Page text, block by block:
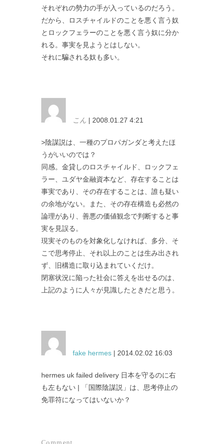
それぞれの勢力の手が入っているのだろう。
だから、ロスチャイルドのことを悪く言う奴
とロックフェラーのことを悪く言う奴に分か
れる。事実を見ようとはしない。
それに騙される奴も多い。
こん | 2008.01.27 4:21
>陰謀説は、一種のプロパガンダと考えたほ
うがいいのでは？
同感。金貸しのロスチャイルド、ロックフェ
ラー、ユダヤ金融資本など、存在することは
事実であり、その存在することは、誰も疑い
の余地がない。また、その存在構造も必然の
論理があり、善悪の価値観念で判断すると事
実を見誤る。
現実そのものを対象化しなければ、多分、そ
こで思考停止、それ以上のことは生み出され
ず、旧構造に取り込まれていくだけ。
閉塞状況に陥った社会に答えを出せるのは、
上記のように人々が見識したときだと思う。
fake hermes | 2014.02.02 16:03
hermes uk failed delivery 日本を守るのに右
も左もない | 「国際陰謀説」は、思考停止の
免罪符になってはいないか？